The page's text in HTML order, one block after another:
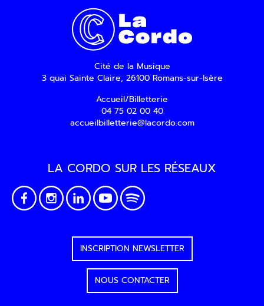
Cité de la Musique
3 quai Sainte Claire, 26100 Romans-sur-Isère
Accueil/Billetterie
04 75 02 00 40
accueilbilletterie@lacordo.com
LA CORDO SUR LES RÉSEAUX
INSCRIPTION NEWSLETTER
NOUS CONTACTER